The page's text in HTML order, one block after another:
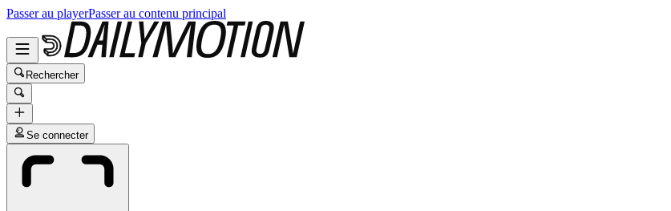
Passer au playerPasser au contenu principal
Rechercher
Se connecter